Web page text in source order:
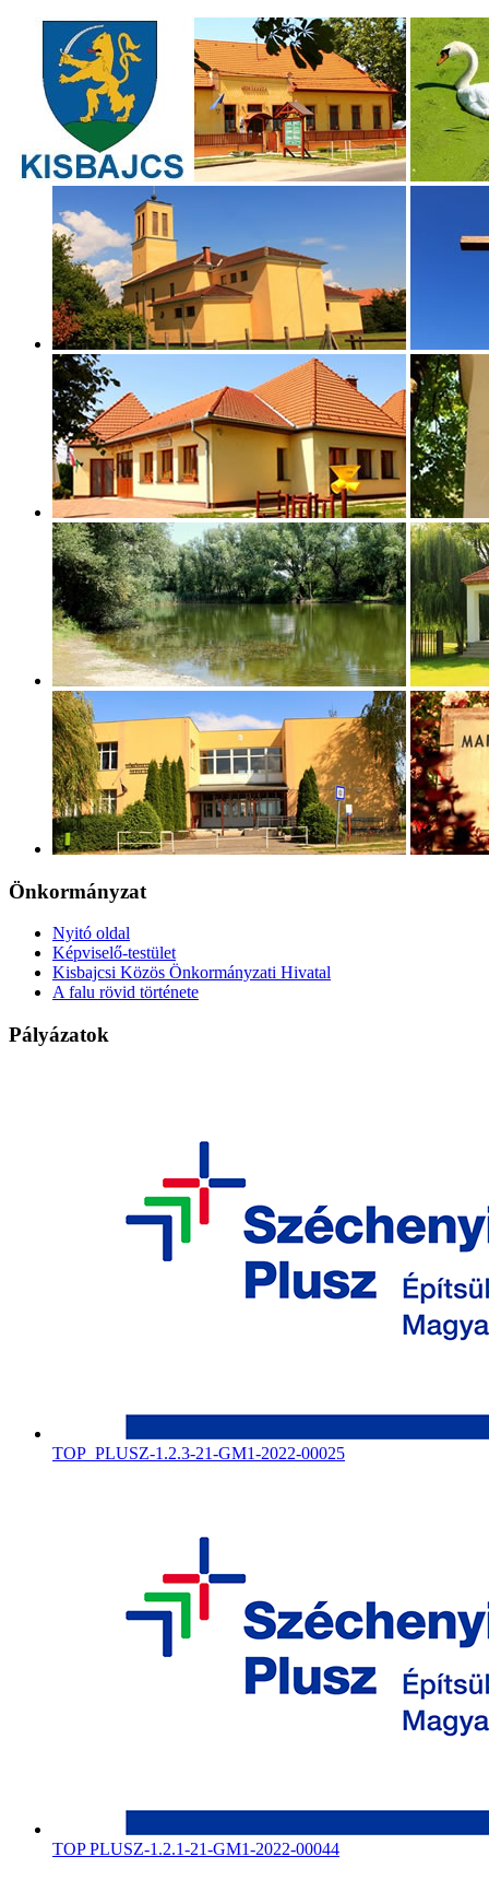
Önkormányzat
Nyitó oldal
Képviselő-testület
Kisbajcsi Közös Önkormányzati Hivatal
A falu rövid története
Pályázatok
TOP_PLUSZ-1.2.3-21-GM1-2022-00025
TOP PLUSZ-1.2.1-21-GM1-2022-00044